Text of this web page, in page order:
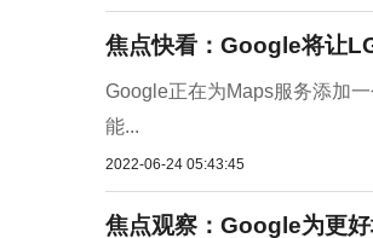
焦点快看：Google将让
Google正在为Maps服务添加
能...
2022-06-24 05:43:45
焦点观察：Google为更